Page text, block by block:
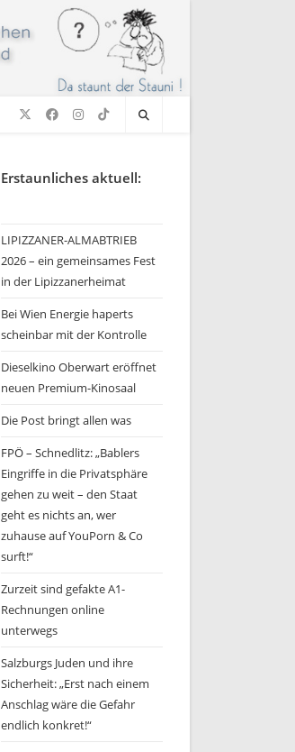
Erstaunliches aktuell:
LIPIZZANER-ALMABTRIEB
2026 – ein gemeinsames Fest
in der Lipizzanerheimat
Bei Wien Energie haperts
scheinbar mit der Kontrolle
Dieselkino Oberwart eröffnet
neuen Premium-Kinosaal
Die Post bringt allen was
FPÖ – Schnedlitz: „Bablers
Eingriffe in die Privatsphäre
gehen zu weit – den Staat
geht es nichts an, wer
zuhause auf YouPorn & Co
surft!“
Zurzeit sind gefakte A1-
Rechnungen online
unterwegs
Salzburgs Juden und ihre
Sicherheit: „Erst nach einem
Anschlag wäre die Gefahr
endlich konkret!“